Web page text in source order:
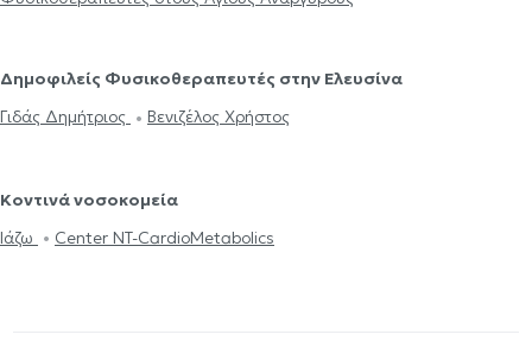
Δημοφιλείς Φυσικοθεραπευτές στην Ελευσίνα
Γιδάς Δημήτριος
Βενιζέλος Χρήστος
Κοντινά νοσοκομεία
Ιάζω
Center NT-CardioMetabolics